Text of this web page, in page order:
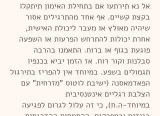
אל נא תירתעו אם בתחילת האימון תיתקלו
בקצת קשיים. אף אחד מהתרגילים אסור
שיהיה מאולץ או מעבר ליכולת האישית,
אחרת יכולות להתרחש הפרעות או השפעה
פוגעת בגוף או ברוח. התאמנו בהרבה
סבלנות וקור רוח. אז הזמן יביא בכנפיו
תגמולים בשפע. במיוחד אין להפריז בתירגול
הפאדמאסנה (ישיבת לוטוס "מזרחית" עם
הצלבת רגליים אינטנסיבית
במיוחד-ה.ח), כי זה עלול לגרום לפגיעה